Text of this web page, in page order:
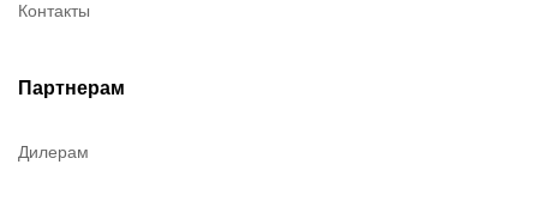
Контакты
Партнерам
Дилерам